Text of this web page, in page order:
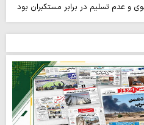
و عدم تسلیم در برابر مستکبران بود